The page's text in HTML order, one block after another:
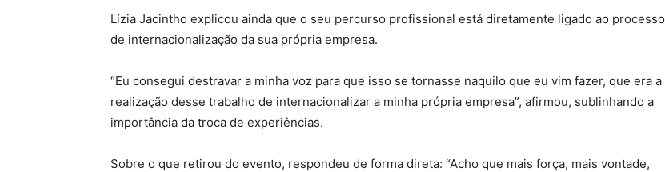
Lízia Jacintho explicou ainda que o seu percurso profissional está diretamente ligado ao processo
de internacionalização da sua própria empresa.
“Eu consegui destravar a minha voz para que isso se tornasse naquilo que eu vim fazer, que era a
realização desse trabalho de internacionalizar a minha própria empresa”, afirmou, sublinhando a
importância da troca de experiências.
Sobre o que retirou do evento, respondeu de forma direta: “Acho que mais força, mais vontade,